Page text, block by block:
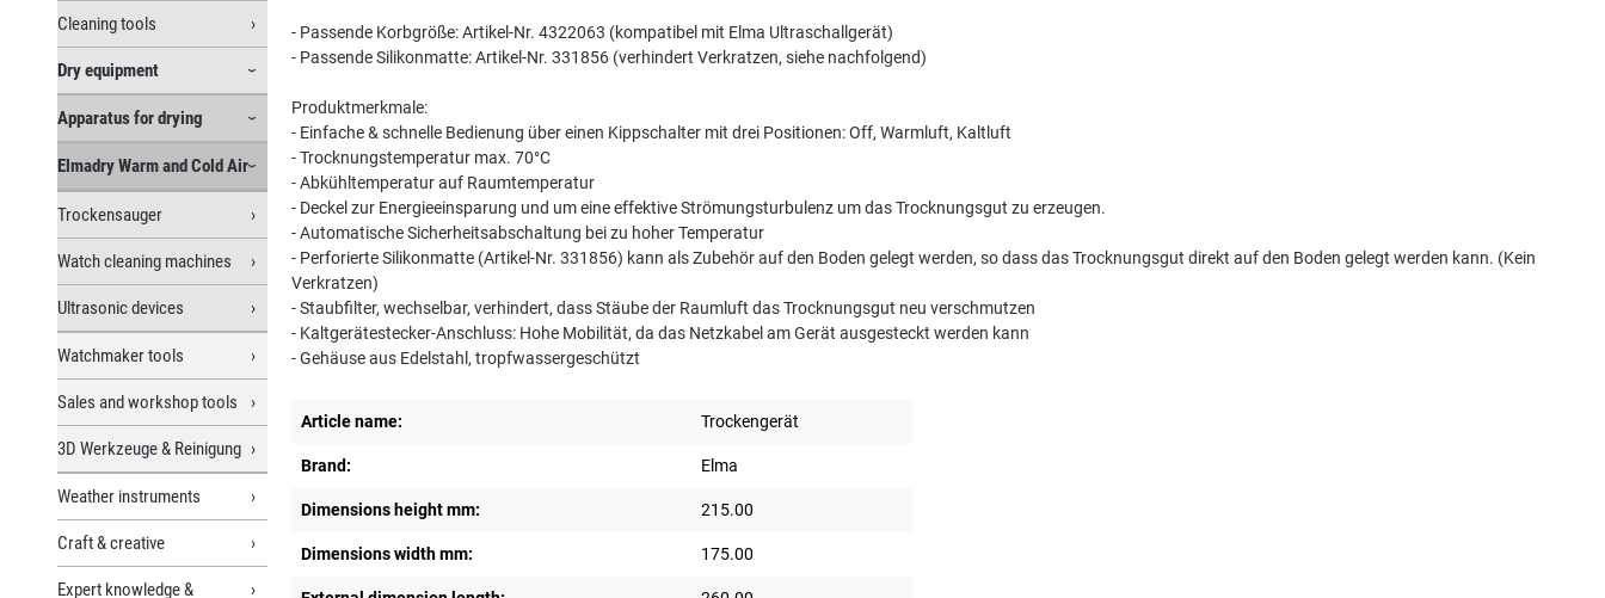
Cleaning tools
Dry equipment
Apparatus for drying
Elmadry Warm and Cold Air
Trockensauger
Watch cleaning machines
Ultrasonic devices
Watchmaker tools
Sales and workshop tools
3D Werkzeuge & Reinigung
Weather instruments
Craft & creative
Expert knowledge &
- Passende Korbgröße: Artikel-Nr. 4322063 (kompatibel mit Elma Ultraschallgerät)
- Passende Silikonmatte: Artikel-Nr. 331856 (verhindert Verkratzen, siehe nachfolgend)
Produktmerkmale:
- Einfache & schnelle Bedienung über einen Kippschalter mit drei Positionen: Off, Warmluft, Kaltluft
- Trocknungstemperatur max. 70°C
- Abkühltemperatur auf Raumtemperatur
- Deckel zur Energieeinsparung und um eine effektive Strömungsturbulenz um das Trocknungsgut zu erzeugen.
- Automatische Sicherheitsabschaltung bei zu hoher Temperatur
- Perforierte Silikonmatte (Artikel-Nr. 331856) kann als Zubehör auf den Boden gelegt werden, so dass das Trocknungsgut direkt auf den Boden gelegt werden kann. (Kein
Verkratzen)
- Staubfilter, wechselbar, verhindert, dass Stäube der Raumluft das Trocknungsgut neu verschmutzen
- Kaltgerätestecker-Anschluss: Hohe Mobilität, da das Netzkabel am Gerät ausgesteckt werden kann
- Gehäuse aus Edelstahl, tropfwassergeschützt
Article name: Trockengerät
Brand: Elma
Dimensions height mm: 215.00
Dimensions width mm: 175.00